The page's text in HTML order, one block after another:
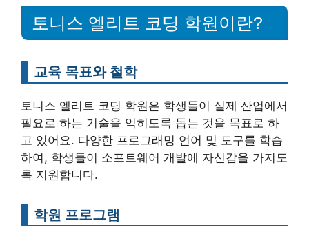
토니스 엘리트 코딩 학원이란?
교육 목표와 철학
토니스 엘리트 코딩 학원은 학생들이 실제 산업에서
필요로 하는 기술을 익히도록 돕는 것을 목표로 하
고 있어요. 다양한 프로그래밍 언어 및 도구를 학습
하여, 학생들이 소프트웨어 개발에 자신감을 가지도
록 지원합니다.
학원 프로그램